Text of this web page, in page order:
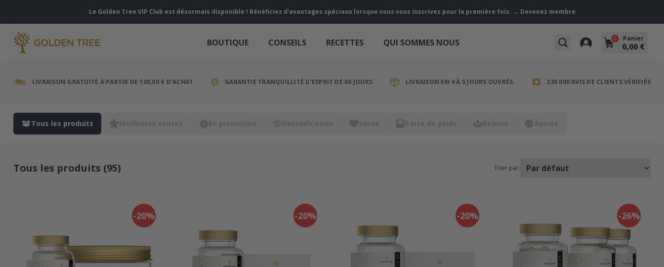
Le Golden Tree VIP Club est désormais disponible ! Bénéficiez d'avantages spéciaux lorsque vous vous inscrivez pour la première fois. → Devenez membre
BOUTIQUE CONSEILS RECETTES QUI SOMMES NOUS 0 Panier
0,00 €
LIVRAISON GRATUITE À PARTIR DE 100,00 € D'ACHAT GARANTIE TRANQUILLITÉ D'ESPRIT DE 60 JOURS LIVRAISON EN 4 À 5 JOURS OUVRÉS. 330 000 AVIS DE CLIENTS VÉRIFIÉS
Tous les produits Meilleures ventes En promotion Détoxification Santé Perte de poids Beauté Autres
Tous les produits (95) Trier par:
-20% -20% -20% -26%